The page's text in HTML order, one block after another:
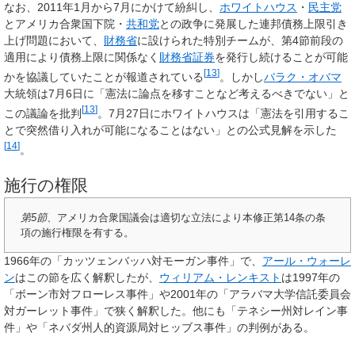
なお、2011年1月から7月にかけて紛糾し、 ホワイトハウス ・ 民主党
とアメリカ合衆国下院・ 共和党との政争に発展した連邦債務上限引き
上げ問題において、 財務省に設けられた特別チームが、第4節前段の
適用により債務上限に関係なく 財務省証券を発行し続けることが可能
かを協議していたことが報道されている [13] 。しかしバラク・オバマ
大統領は7月6日に「憲法に論点を移すことなど考えるべきでない」と
この議論を批判 [13]。7月27日にホワイトハウスは「憲法を引用するこ
とで突然借り入れが可能になることはない」との公式見解を示した
[14]。
施行の権限
第5節、アメリカ合衆国議会は適切な立法により本修正第14条の条
項の施行権限を有する。
1966年の「カッツェンバッハ対モーガン事件」で、 アール・ウォーレ
ンはこの節を広く解釈したが、 ウィリアム・レンキスト は1997年の
「ボーン市対フローレス事件」や2001年の「アラバマ大学信託委員会
対ガーレット事件」で狭く解釈した。他にも「テネシー州対レイン事
件」や「ネバダ州人的資源局対ヒッブス事件」の判例がある。